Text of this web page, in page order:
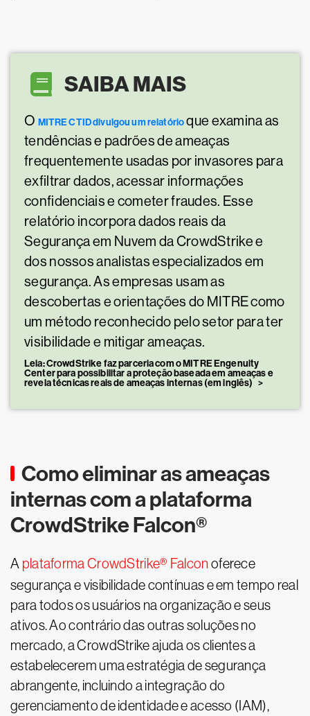
SAIBA MAIS
O MITRE CTID divulgou um relatórioque examina as
tendências e padrões de ameaças
frequentemente usadas por invasores para
exfiltrar dados, acessar informações
confidenciais e cometer fraudes. Esse
relatório incorpora dados reais da
Segurança em Nuvem da CrowdStrike e
dos nossos analistas especializados em
segurança. As empresas usam as
descobertas e orientações do MITRE como
um método reconhecido pelo setor para ter
visibilidade e mitigar ameaças.
Leia: CrowdStrike faz parceria com o MITRE Engenuity
Center para possibilitar a proteção baseada em ameaças e
revela técnicas reais de ameaças internas (em inglês)
Como eliminar as ameaças
internas com a plataforma
CrowdStrike Falcon®
A plataforma CrowdStrike® Falcon oferece
segurança e visibilidade contínuas e em tempo real
para todos os usuários na organização e seus
ativos. Ao contrário das outras soluções no
mercado, a CrowdStrike ajuda os clientes a
estabelecerem uma estratégia de segurança
abrangente, incluindo a integração do
gerenciamento de identidade e acesso (IAM),